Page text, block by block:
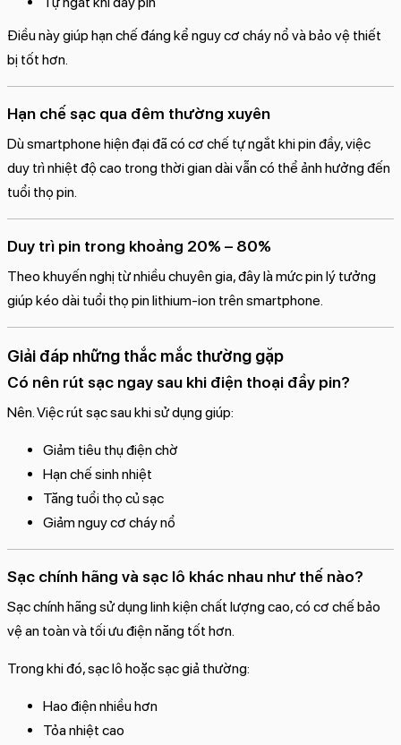
Điều này giúp hạn chế đáng kể nguy cơ cháy nổ và bảo vệ thiết
bị tốt hơn.
Hạn chế sạc qua đêm thường xuyên
Dù smartphone hiện đại đã có cơ chế tự ngắt khi pin đầy, việc
duy trì nhiệt độ cao trong thời gian dài vẫn có thể ảnh hưởng đến
tuổi thọ pin.
Duy trì pin trong khoảng 20% – 80%
Theo khuyến nghị từ nhiều chuyên gia, đây là mức pin lý tưởng
giúp kéo dài tuổi thọ pin lithium-ion trên smartphone.
Giải đáp những thắc mắc thường gặp
Có nên rút sạc ngay sau khi điện thoại đầy pin?
Nên. Việc rút sạc sau khi sử dụng giúp:
Giảm tiêu thụ điện chờ
Hạn chế sinh nhiệt
Tăng tuổi thọ củ sạc
Giảm nguy cơ cháy nổ
Sạc chính hãng và sạc lô khác nhau như thế nào?
Sạc chính hãng sử dụng linh kiện chất lượng cao, có cơ chế bảo
vệ an toàn và tối ưu điện năng tốt hơn.
Trong khi đó, sạc lô hoặc sạc giả thường:
Hao điện nhiều hơn
Tỏa nhiệt cao